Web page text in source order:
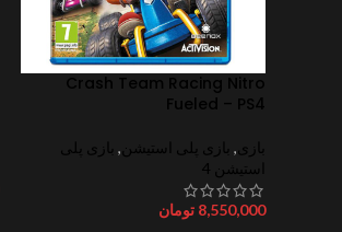
Crash Team Racing Nitro
Fueled – PS4
بازی, بازی پلی استیشن , بازی پلی
استیشن 4
8,550,000 تومان